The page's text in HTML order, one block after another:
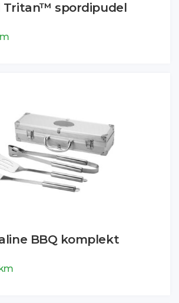
Tritan™ spordipudel
BBQ komplekt